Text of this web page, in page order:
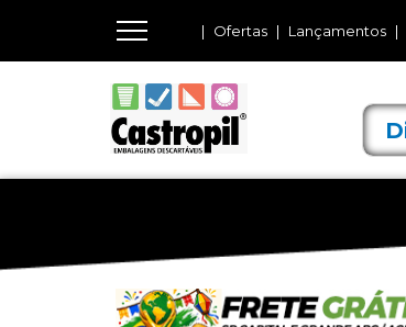
Ofertas Lançamentos